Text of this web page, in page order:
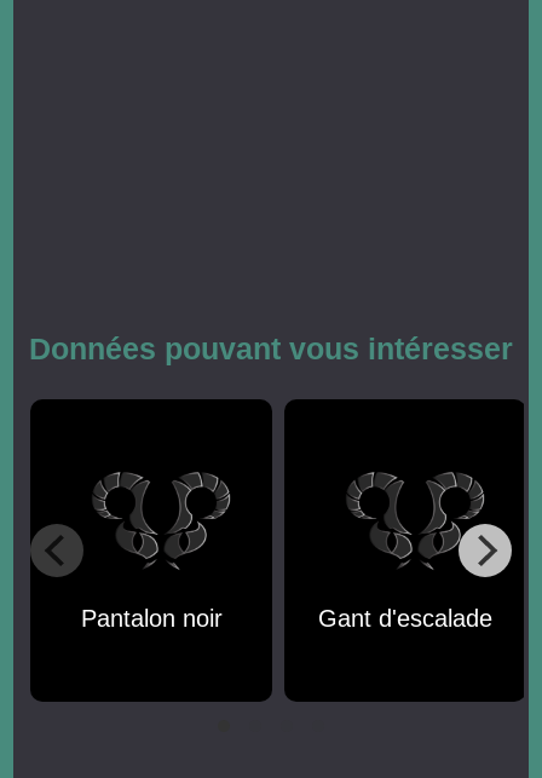
Données pouvant vous intéresser
Pantalon noir Gant d'escalade